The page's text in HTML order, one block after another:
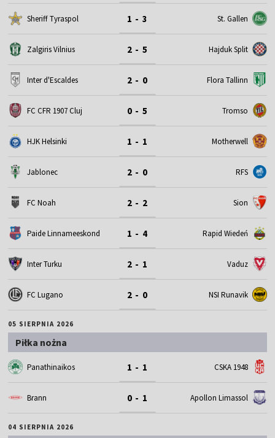
Sheriff Tyraspol 1 - 3 St. Gallen
Zalgiris Vilnius 2 - 5 Hajduk Split
Inter d'Escaldes 2 - 0 Flora Tallinn
FC CFR 1907 Cluj 0 - 5 Tromso
HJK Helsinki 1 - 1 Motherwell
Jablonec 2 - 0 RFS
FC Noah 2 - 2 Sion
Paide Linnameeskond 1 - 4 Rapid Wiedeń
Inter Turku 2 - 1 Vaduz
FC Lugano 2 - 0 NSI Runavik
05 SIERPNIA 2026
Piłka nożna
Panathinaikos 1 - 1 CSKA 1948
Brann 0 - 1 Apollon Limassol
04 SIERPNIA 2026